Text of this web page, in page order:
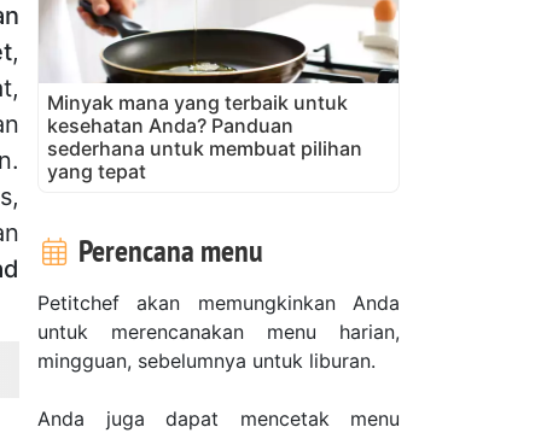
,
Minyak mana yang terbaik untuk
kesehatan Anda? Panduan
sederhana untuk membuat pilihan
yang tepat
Perencana menu
Petitchef akan memungkinkan Anda
untuk merencanakan menu harian,
mingguan, sebelumnya untuk liburan.
Anda juga dapat mencetak menu